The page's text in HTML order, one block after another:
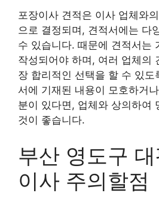
포장이사 견적은 이사 업체와
으로 결정되며, 견적서에는 다
수 있습니다. 때문에 견적서는
작성되어야 하며, 여러 업체의
장 합리적인 선택을 할 수 있도
서에 기재된 내용이 모호하거
분이 있다면, 업체와 상의하여
것이 좋습니다.
부산 영도구
이사 주의할점